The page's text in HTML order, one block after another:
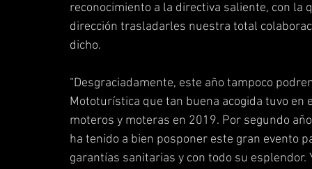
reconocimiento a la directiva saliente, con la
dirección trasladarles nuestra total
dicho.
“Desgraciadamente, este año tampoco
Mototurística que tan buena acogida tuvo
moteros y moteras en 2019. Por segundo
ha tenido a bien posponer este gran evento
garantías sanitarias y con todo su esplendor.